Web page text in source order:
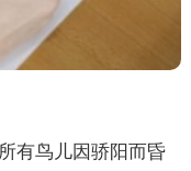
有鸟儿因骄阳而昏